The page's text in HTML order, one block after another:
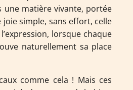
une matière vivante, portée
joie simple, sans effort, celle
lorsque chaque
naturellement sa place
comme cela ! Mais ces